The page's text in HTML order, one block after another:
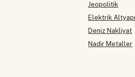
Jeopolitik
Elektrik
Deniz Nakliyat
Nadir Metaller